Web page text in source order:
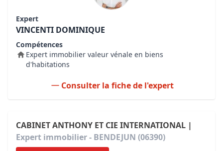
Expert
VINCENTI DOMINIQUE
Compétences
Expert immobilier valeur vénale en biens
d'habitations
Consulter la fiche de l'expert
CABINET ANTHONY ET CIE INTERNATIONAL |
Expert immobilier - BENDEJUN (06390)